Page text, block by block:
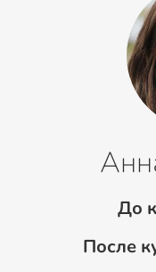
До
После